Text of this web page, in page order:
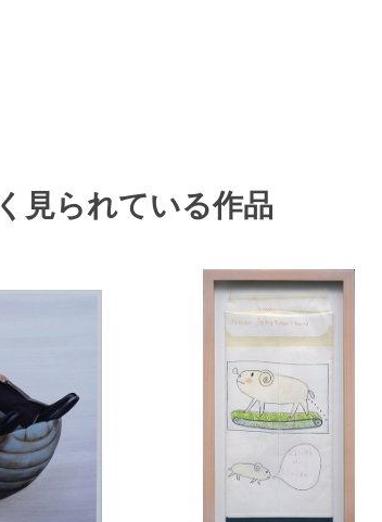
見られている作品